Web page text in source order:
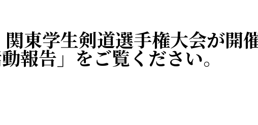
東学生剣道選手権大会が開
報告」をご覧ください。